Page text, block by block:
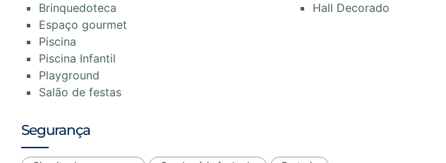
Brinquedoteca
Espaço gourmet
Piscina
Piscina Infantil
Playground
Salão de festas
Hall Decorado
Segurança